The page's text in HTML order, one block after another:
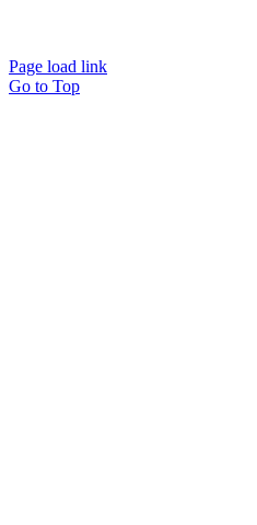
Page load link
Go to Top